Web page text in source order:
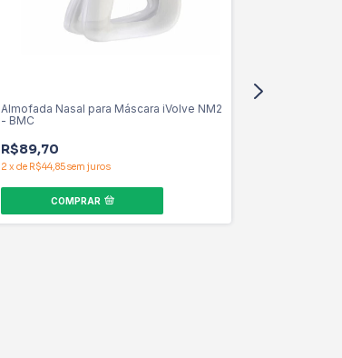
Almofada Nasal para Máscara iVolve NM2
- BMC
R$89,70
2 x de R$44,85sem juros
COMPRAR